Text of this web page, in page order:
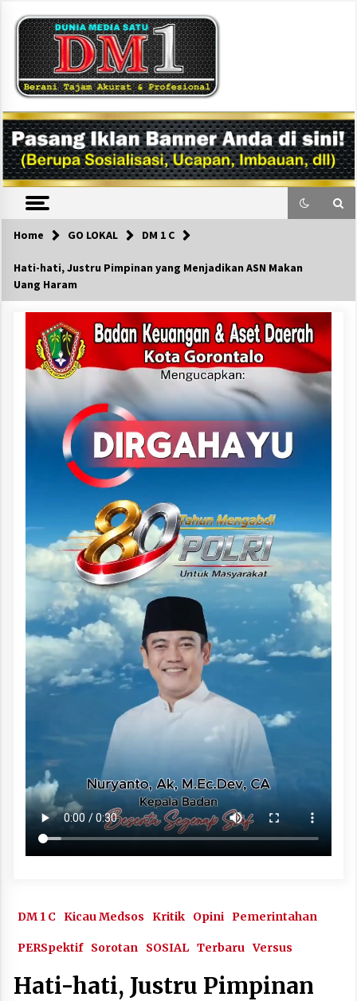
content
DM1
Home GO LOKAL DM 1 C
Hati-hati, Justru Pimpinan yang Menjadikan ASN Makan
Uang Haram
DM 1 C Kicau Medsos Kritik Opini Pemerintahan
PERSpektif Sorotan SOSIAL Terbaru Versus
Hati-hati, Justru Pimpinan